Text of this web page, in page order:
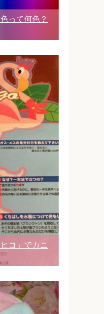
って何色？
コ」でカニ